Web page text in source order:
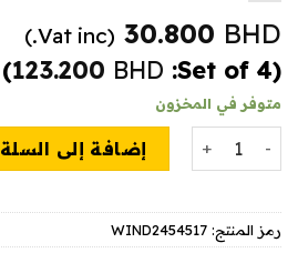
30.800 BHD
(Vat inc.)
(Set of 4:
123.200 BHD
)
متوفر في المخزون
إضافة إلى السلة
رمز المنتج: WIND2454517